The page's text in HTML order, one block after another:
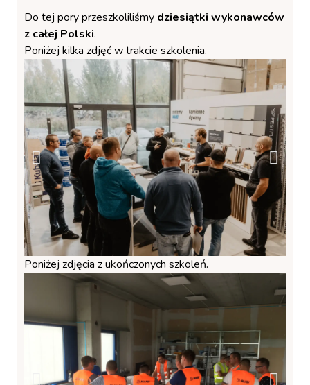
Do tej pory przeszkoliliśmy dziesiątki wykonawców
z całej Polski.
Poniżej kilka zdjęć w trakcie szkolenia.
Poniżej zdjęcia z ukończonych szkoleń.